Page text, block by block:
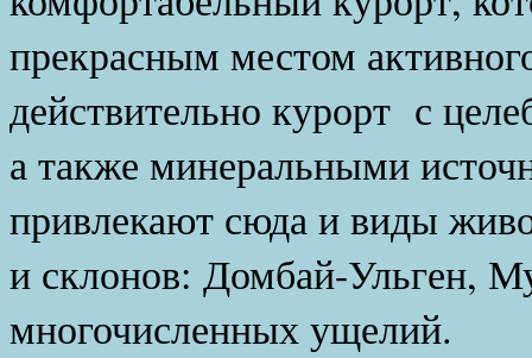
прекрасным местом
действительно курорт с
а также минеральными
привлекают сюда и виды
и склонов: Домбай-Ульген,
многочисленных ущелий.